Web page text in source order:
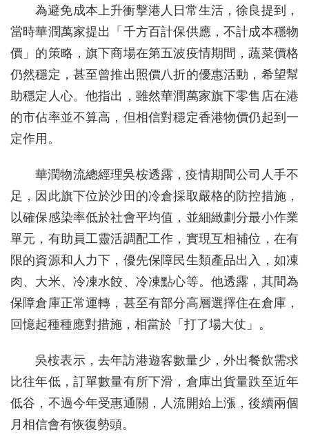
為避免成本上升衝擊港人日常生活，徐良提到，
當時華潤萬家提出「千方百計保供應，不計成本穩物
價」的策略，旗下商場在第五波疫情期間，蔬菜價格
仍然穩定，甚至曾推出照價八折的優惠活動，希望幫
助穩定人心。他指出，雖然華潤萬家旗下零售店在港
的市佔率並不算高，但相信對穩定香港物價仍起到一
定作用。
華潤物流總經理吳桉透露，疫情期間公司人手不
足，因此旗下位於沙田的冷倉採取嚴格的防控措施，
以確保感染率低於社會平均值，並細緻劃分最小作業
單元，有助員工靈活調配工作，實現互相補位，在有
限的資源和人力下，優先保障民生類產品出入，如凍
肉、大米、冷凍水餃、冷凍點心等。他透露，其間為
保障倉庫正常運轉，甚至有部分高層選擇住在倉庫，
回憶起種種應對措施，相當於「打了場大仗」。
吳桉表示，去年訪港遊客數量少，外出餐飲需求
比往年低，訂單數量有所下滑，倉庫出貨量跌至近年
低谷，不過今年受惠通關，人流開始上漲，後續兩個
月相信會有恢復勢頭。